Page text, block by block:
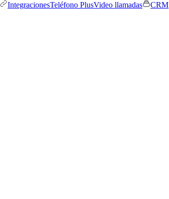
IntegracionesTeléfono PlusVideo llamadas
CRM